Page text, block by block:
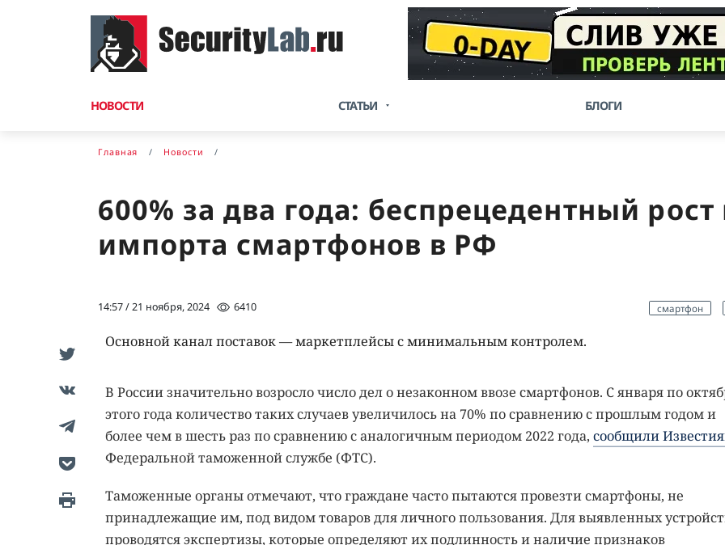
НОВОСТИ СТАТЬИ БЛОГИ
Главная Новости
600% за два года: беспрецедентный рост
импорта смартфонов в РФ
14:57 / 21 ноября, 2024 6410 смартфон
Основной канал поставок — маркетплейсы с минимальным контролем.
В России значительно возросло число дел о незаконном ввозе смартфонов. С января по
этого года количество таких случаев увеличилось на 70% по сравнению с прошлым годом и
более чем в шесть раз по сравнению с аналогичным периодом 2022 года, сообщили
Федеральной таможенной службе (ФТС).
Таможенные органы отмечают, что граждане часто пытаются провезти смартфоны, не
принадлежащие им, под видом товаров для личного пользования. Для выявленных
проводятся экспертизы, которые определяют их подлинность и наличие признаков